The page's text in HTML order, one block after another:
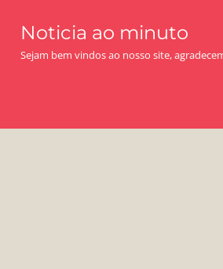
content
Noticia ao minuto
Sejam bem vindos ao nosso site,